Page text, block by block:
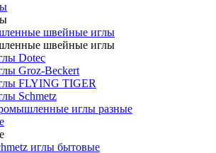
швейные иглы
швейные иглы
Dotec
Groz-Beckert
FLYING TIGER
Schmetz
иглы разные
иглы бытовые